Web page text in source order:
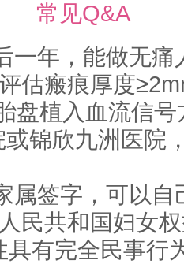
常见Q&A
一年，能做无痛
估瘢痕厚度
盘植入血流信
锦欣九洲医院
属签字，可以自
民共和国妇女
具有完全民事行